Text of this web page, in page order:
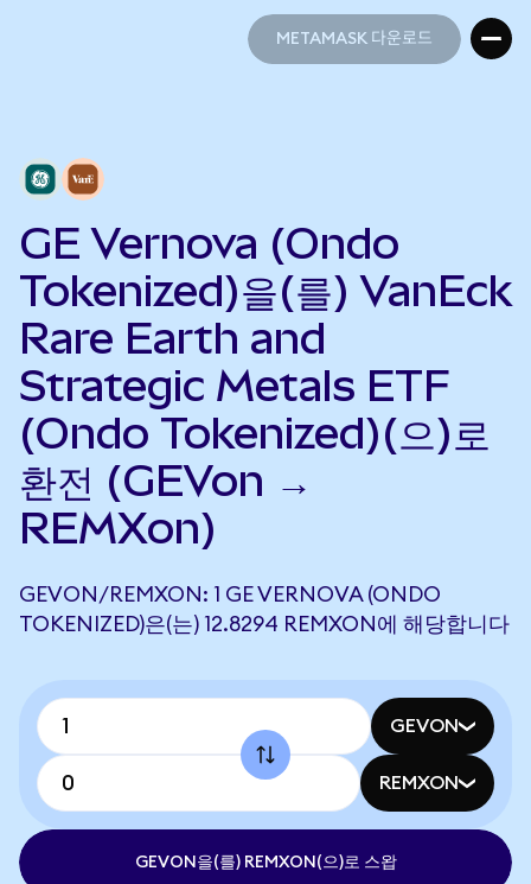
METAMASK 다운로드
GE Vernova (Ondo
Tokenized)을(를) VanEck
Rare Earth and
Strategic Metals ETF
(Ondo Tokenized)(으)로
환전 (GEVon →
REMXon)
GEVON/REMXON: 1 GE VERNOVA (ONDO
TOKENIZED)은(는) 12.8294 REMXON에 해당합니다
GEVON
REMXON
GEVON을(를) REMXON(으)로 스왑